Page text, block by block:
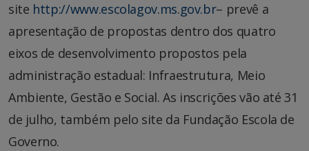
site http://www.escolagov.ms.gov.br– prevê a
apresentação de propostas dentro dos quatro
eixos de desenvolvimento propostos pela
administração estadual: Infraestrutura, Meio
Ambiente, Gestão e Social. As inscrições vão até 31
de julho, também pelo site da Fundação Escola de
Governo.